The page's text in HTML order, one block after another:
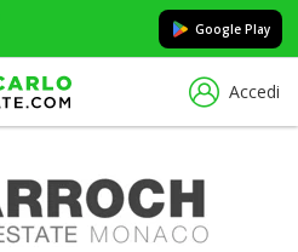
Google Play
Accedi